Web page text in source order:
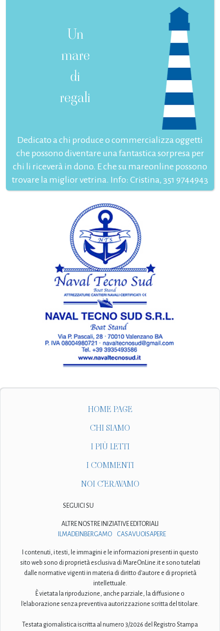
Un
mare
di
regali
Dedicato a chi produce o commercializza oggetti
che possono diventare una fantastica sorpresa per
chi li riceverà in dono. E che su mareonline possono
trovare la miglior vetrina. Info: Cristina, 351 9744943
HOME PAGE
CHI SIAMO
I PIÙ LETTI
I COMMENTI
NOI C'ERAVAMO
SEGUICI SU
ALTRE NOSTRE INIZIATIVE EDITORIALI
ILMADEINBERGAMO
CASAVUOISAPERE
I contenuti, i testi, le immagini e le informazioni presenti in questo
sito web sono di proprietà esclusiva di MareOnLine.it e sono tutelati
dalle normative vigenti in materia di diritto d'autore e di proprietà
intellettuale.
È vietata la riproduzione, anche parziale, la diffusione o
l'elaborazione senza preventiva autorizzazione scritta del titolare.
Testata giornalistica iscritta al numero 3/2026 del Registro Stampa